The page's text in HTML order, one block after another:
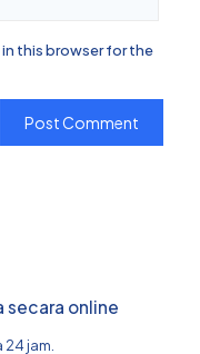
in this browser for the
secara online
jam.